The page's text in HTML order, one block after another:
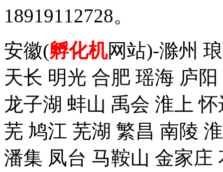
18919112728。
安徽(孵化机网站)-滁州
天长 明光 合肥 瑶海 庐
龙子湖 蚌山 禹会 淮上
芜 鸠江 芜湖 繁昌 南陵
潘集 凤台 马鞍山 金家庄